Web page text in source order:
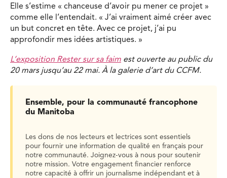
Elle s’estime « chanceuse d’avoir pu mener ce projet »
comme elle l’entendait. « J’ai vraiment aimé créer avec
un but concret en tête. Avec ce projet, j’ai pu
approfondir mes idées artistiques. »
L’exposition Rester sur sa faim est ouverte au public du
20 mars jusqu’au 22 mai. À la galerie d’art du CCFM.
Ensemble, pour la communauté francophone
du Manitoba
Les dons de nos lecteurs et lectrices sont essentiels
pour fournir une information de qualité en français pour
notre communauté. Joignez-vous à nous pour soutenir
notre mission. Votre engagement financier renforce
notre capacité à offrir un journalisme indépendant et à